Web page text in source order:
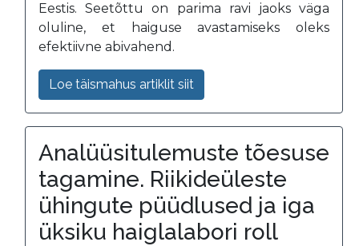
Eestis. Seetõttu on parima ravi jaoks väga
oluline, et haiguse avastamiseks oleks
efektiivne abivahend.
Loe täismahus artiklit siit
Analüüsitulemuste tõesuse
tagamine. Riikideüleste
ühingute püüdlused ja iga
üksiku haiglalabori roll